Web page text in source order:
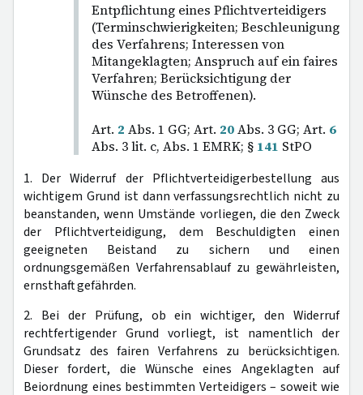
Entpflichtung eines Pflichtverteidigers
(Terminschwierigkeiten; Beschleunigung
des Verfahrens; Interessen von
Mitangeklagten; Anspruch auf ein faires
Verfahren; Berücksichtigung der
Wünsche des Betroffenen).
Art. 2 Abs. 1 GG; Art. 20Abs. 3 GG; Art. 6
Abs. 3 lit. c, Abs. 1 EMRK; § 141 StPO
1. Der Widerruf der Pflichtverteidigerbestellung aus
wichtigem Grund ist dann verfassungsrechtlich nicht zu
beanstanden, wenn Umstände vorliegen, die den Zweck
der Pflichtverteidigung, dem Beschuldigten einen
geeigneten Beistand zu sichern und einen
ordnungsgemäßen Verfahrensablauf zu gewährleisten,
ernsthaft gefährden.
2. Bei der Prüfung, ob ein wichtiger, den Widerruf
rechtfertigender Grund vorliegt, ist namentlich der
Grundsatz des fairen Verfahrens zu berücksichtigen.
Dieser fordert, die Wünsche eines Angeklagten auf
Beiordnung eines bestimmten Verteidigers – soweit wie